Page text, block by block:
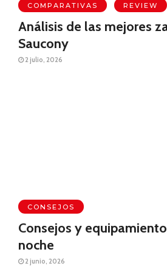
COMPARATIVAS REVIEW
Análisis de las mejores
Saucony
2 julio, 2026
CONSEJOS
Consejos y
noche
2 junio, 2026